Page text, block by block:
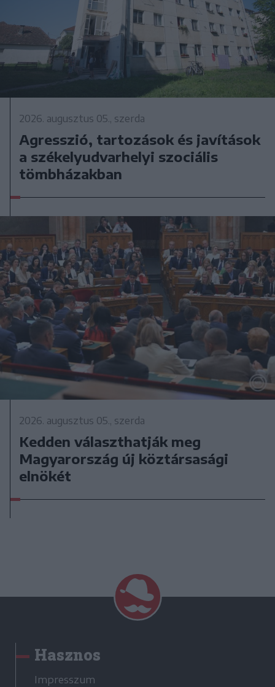
2026. augusztus 05., szerda
Agresszió, tartozások és javítások
a székelyudvarhelyi szociális
tömbházakban
2026. augusztus 05., szerda
Kedden választhatják meg
Magyarország új köztársasági
elnökét
Hasznos
Impresszum